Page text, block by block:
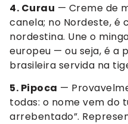
4. Curau — Creme de
canela; no Nordeste, é
nordestina. Une o
europeu — ou seja, é a
brasileira servida na
5. Pipoca —
todas: o nome vem do
arrebentado”.